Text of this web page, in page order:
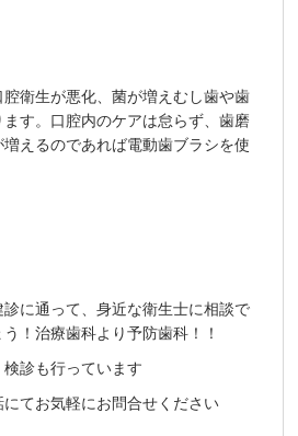
衛生が悪化、菌が増えむし歯や歯
す。口腔内のケアは怠らず、歯磨
えるのであれば電動歯ブラシを使
に通って、身近な衛生士に相談で
！治療歯科より予防歯科！！
診も行っています
てお気軽にお問合せください